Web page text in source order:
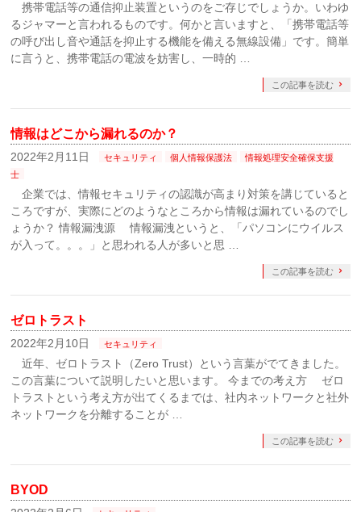
携帯電話等の通信抑止装置というのをご存じでしょうか。いわゆ
るジャマーと言われるものです。何かと言いますと、「携帯電話等
の呼び出し音や通話を抑止する機能を備える無線設備」です。簡単
に言うと、携帯電話の電波を妨害し、一時的 …
この記事を読む
情報はどこから漏れるのか？
2022年2月11日 セキュリティ 個人情報保護法
情報処理安全確保支援
士
企業では、情報セキュリティの認識が高まり対策を講じていると
ころですが、実際にどのようなところから情報は漏れているのでし
ょうか？ 情報漏洩源 情報漏洩というと、「パソコンにウイルス
が入って。。。」と思われる人が多いと思 …
この記事を読む
ゼロトラスト
2022年2月10日 セキュリティ
近年、ゼロトラスト（Zero Trust）という言葉がでてきました。
この言葉について説明したいと思います。 今までの考え方 ゼロ
トラストという考え方が出てくるまでは、社内ネットワークと社外
ネットワークを分離することが …
この記事を読む
BYOD